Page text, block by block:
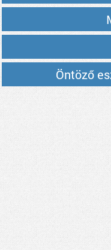
Öntöző